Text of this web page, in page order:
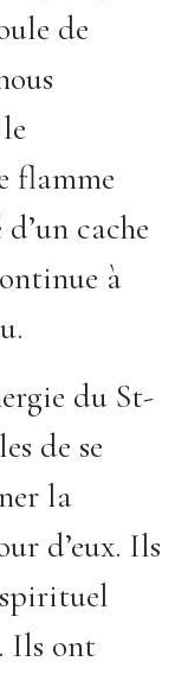
de
flamme
cache
à
du St-
de se
la
d’eux. Ils
Ils ont